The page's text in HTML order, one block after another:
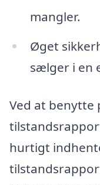
mangler.
Øget
sælger i en
Ved at benytte
hurtigt